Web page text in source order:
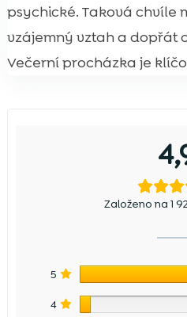
psychické. Taková chvíle
vzájemný vztah a dopřát
Večerní procházka je
Založeno na 1
5
4